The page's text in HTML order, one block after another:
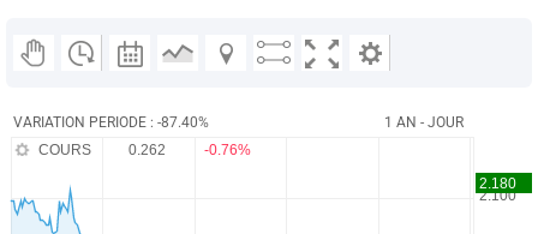
VARIATION PERIODE : -87.40% 1 AN - JOUR
COURS 0.262 -0.76%